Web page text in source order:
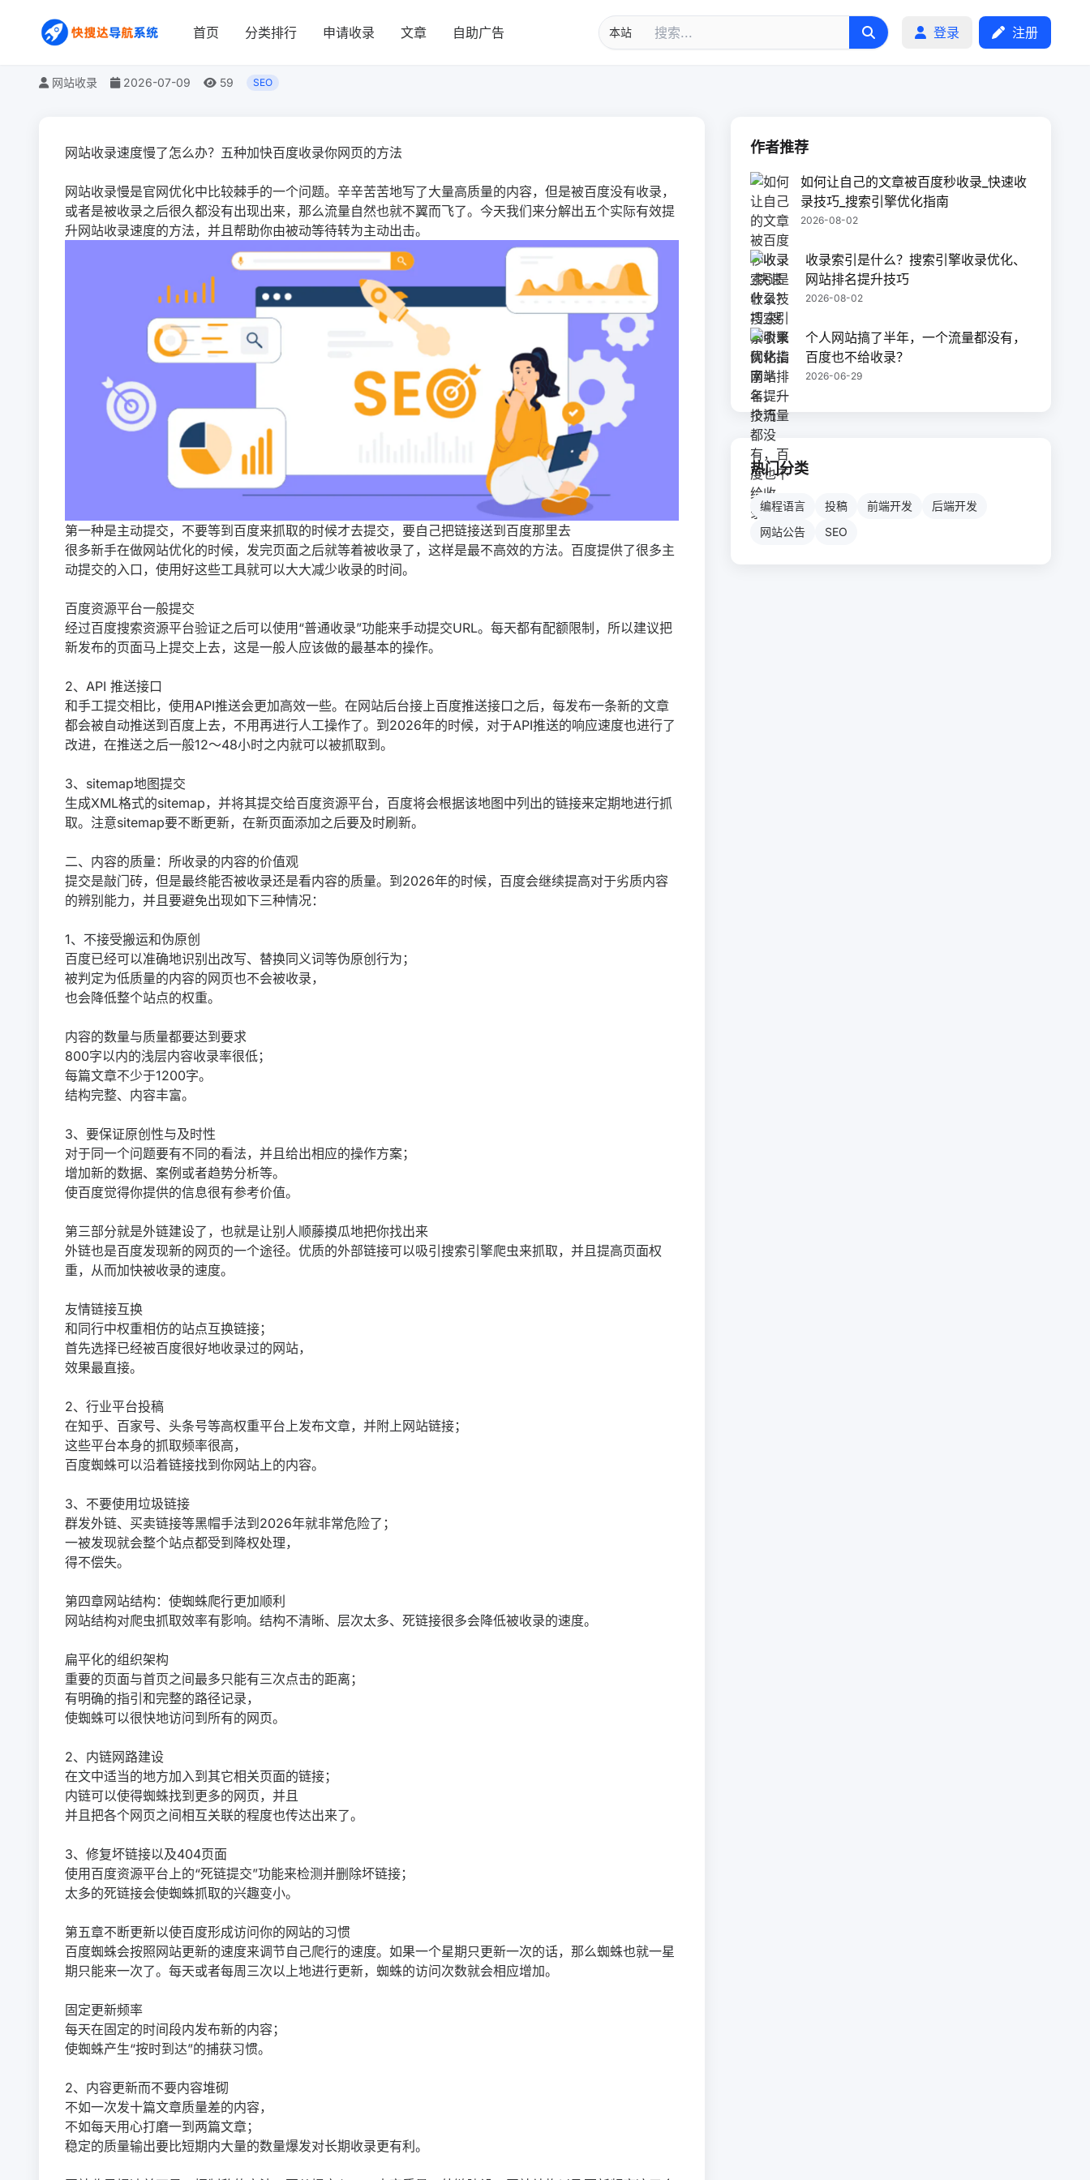
首页 分类排行 申请收录 文章 自助广告 登录 注册
网站收录速度慢了怎么办？五种加快百度收录你网页的方法
网站收录 2026-07-09 59 SEO
网站收录速度慢了怎么办？五种加快百度收录你网页的方法
网站收录慢是官网优化中比较棘手的一个问题。辛辛苦苦地写了大量高质量的内容，但是被百度没有收录，
或者是被收录之后很久都没有出现出来，那么流量自然也就不翼而飞了。今天我们来分解出五个实际有效提
升网站收录速度的方法，并且帮助你由被动等待转为主动出击。
第一种是主动提交，不要等到百度来抓取的时候才去提交，要自己把链接送到百度那里去
很多新手在做网站优化的时候，发完页面之后就等着被收录了，这样是最不高效的方法。百度提供了很多主
动提交的入口，使用好这些工具就可以大大减少收录的时间。
百度资源平台一般提交
经过百度搜索资源平台验证之后可以使用“普通收录”功能来手动提交URL。每天都有配额限制，所以建议把
新发布的页面马上提交上去，这是一般人应该做的最基本的操作。
2、API 推送接口
和手工提交相比，使用API推送会更加高效一些。在网站后台接上百度推送接口之后，每发布一条新的文章
都会被自动推送到百度上去，不用再进行人工操作了。到2026年的时候，对于API推送的响应速度也进行了
改进，在推送之后一般12～48小时之内就可以被抓取到。
3、sitemap地图提交
生成XML格式的sitemap，并将其提交给百度资源平台，百度将会根据该地图中列出的链接来定期地进行抓
取。注意sitemap要不断更新，在新页面添加之后要及时刷新。
二、内容的质量：所收录的内容的价值观
提交是敲门砖，但是最终能否被收录还是看内容的质量。到2026年的时候，百度会继续提高对于劣质内容
的辨别能力，并且要避免出现如下三种情况：
1、不接受搬运和伪原创
百度已经可以准确地识别出改写、替换同义词等伪原创行为；
被判定为低质量的内容的网页也不会被收录，
也会降低整个站点的权重。
内容的数量与质量都要达到要求
800字以内的浅层内容收录率很低；
每篇文章不少于1200字。
结构完整、内容丰富。
3、要保证原创性与及时性
对于同一个问题要有不同的看法，并且给出相应的操作方案；
增加新的数据、案例或者趋势分析等。
使百度觉得你提供的信息很有参考价值。
第三部分就是外链建设了，也就是让别人顺藤摸瓜地把你找出来
外链也是百度发现新的网页的一个途径。优质的外部链接可以吸引搜索引擎爬虫来抓取，并且提高页面权
重，从而加快被收录的速度。
友情链接互换
和同行中权重相仿的站点互换链接；
首先选择已经被百度很好地收录过的网站，
效果最直接。
2、行业平台投稿
在知乎、百家号、头条号等高权重平台上发布文章，并附上网站链接；
这些平台本身的抓取频率很高，
百度蜘蛛可以沿着链接找到你网站上的内容。
3、不要使用垃圾链接
群发外链、买卖链接等黑帽手法到2026年就非常危险了；
一被发现就会整个站点都受到降权处理，
得不偿失。
第四章网站结构：使蜘蛛爬行更加顺利
网站结构对爬虫抓取效率有影响。结构不清晰、层次太多、死链接很多会降低被收录的速度。
扁平化的组织架构
重要的页面与首页之间最多只能有三次点击的距离；
有明确的指引和完整的路径记录，
使蜘蛛可以很快地访问到所有的网页。
2、内链网路建设
在文中适当的地方加入到其它相关页面的链接；
内链可以使得蜘蛛找到更多的网页，并且
并且把各个网页之间相互关联的程度也传达出来了。
3、修复坏链接以及404页面
使用百度资源平台上的“死链提交”功能来检测并删除坏链接；
太多的死链接会使蜘蛛抓取的兴趣变小。
第五章不断更新以使百度形成访问你的网站的习惯
百度蜘蛛会按照网站更新的速度来调节自己爬行的速度。如果一个星期只更新一次的话，那么蜘蛛也就一星
期只能来一次了。每天或者每周三次以上地进行更新，蜘蛛的访问次数就会相应增加。
固定更新频率
每天在固定的时间段内发布新的内容；
使蜘蛛产生“按时到达”的捕获习惯。
2、内容更新而不要内容堆砌
不如一次发十篇文章质量差的内容，
不如每天用心打磨一到两篇文章；
稳定的质量输出要比短期内大量的数量爆发对长期收录更有利。
作者推荐
如何让自己的文章被百度秒收录_快速收
录技巧_搜索引擎优化指南
2026-08-02
收录索引是什么？搜索引擎收录优化、
网站排名提升技巧
2026-08-02
个人网站搞了半年，一个流量都没有，
百度也不给收录？
2026-06-29
热门分类
编程语言 投稿 前端开发
后端开发
网站公告
SEO